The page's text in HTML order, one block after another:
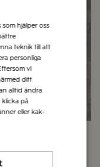
ska ske så
hjälper oss
teknik till att
personliga
vi
ditt
alltid ändra
på
eller kak-